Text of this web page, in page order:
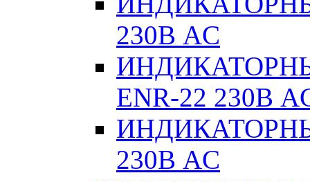
230В AC
ENR-22 230В
230В AC